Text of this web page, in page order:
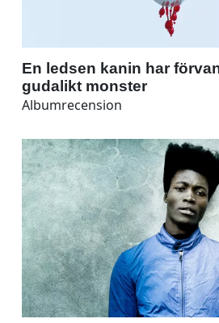
En ledsen kanin har
gudalikt monster
Albumrecension